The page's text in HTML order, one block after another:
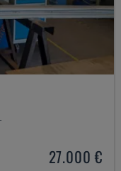
27.000 €